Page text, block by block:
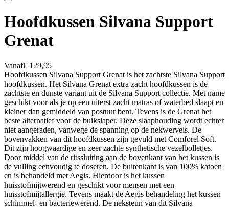
Hoofdkussen Silvana Support
Grenat
Vanaf€ 129,95
Hoofdkussen Silvana Support Grenat is het zachtste Silvana Support
hoofdkussen. Het Silvana Grenat extra zacht hoofdkussen is de
zachtste en dunste variant uit de Silvana Support collectie. Met name
geschikt voor als je op een uiterst zacht matras of waterbed slaapt en
kleiner dan gemiddeld van postuur bent. Tevens is de Grenat het
beste alternatief voor de buikslaper. Deze slaaphouding wordt echter
niet aangeraden, vanwege de spanning op de nekwervels. De
bovenvakken van dit hoofdkussen zijn gevuld met Comforel Soft.
Dit zijn hoogwaardige en zeer zachte synthetische vezelbolletjes.
Door middel van de ritssluiting aan de bovenkant van het kussen is
de vulling eenvoudig te doseren. De buitenkant is van 100% katoen
en is behandeld met Aegis. Hierdoor is het kussen
huisstofmijtwerend en geschikt voor mensen met een
huisstofmijtallergie. Tevens maakt de Aegis behandeling het kussen
schimmel- en bacteriewerend. De neksteun van dit Silvana